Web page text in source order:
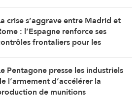
crise s’aggrave entre Madrid et
: l’Espagne renforce ses
frontaliers pour les
Pentagone presse les industriels
l’armement d’accélérer la
de munitions